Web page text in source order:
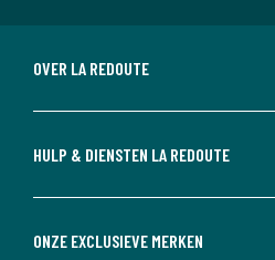
OVER LA REDOUTE
HULP & DIENSTEN LA REDOUTE
ONZE EXCLUSIEVE MERKEN